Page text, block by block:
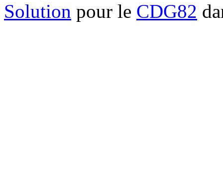
Solution pour le CDG82